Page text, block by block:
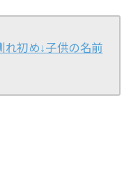
れ初め↓子供の名前